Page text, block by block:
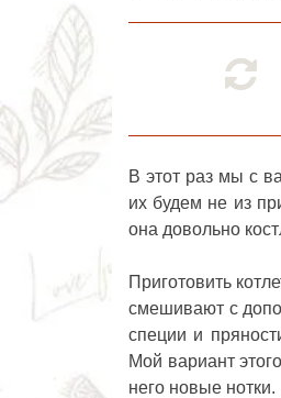
В этот раз мы с
их будем не из
она довольно
Приготовить
смешивают с
специи и
Мой вариант
него новые нотки.